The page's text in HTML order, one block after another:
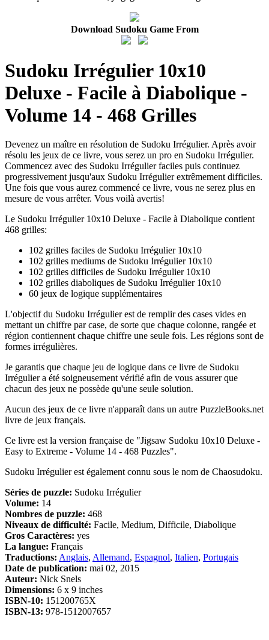
Download Sudoku Game From
Sudoku Irrégulier 10x10
Deluxe - Facile à Diabolique -
Volume 14 - 468 Grilles
Devenez un maître en résolution de Sudoku Irrégulier. Après avoir
résolu les jeux de ce livre, vous serez un pro en Sudoku Irrégulier.
Commencez avec des Sudoku Irrégulier faciles puis continuez
progressivement jusqu'aux Sudoku Irrégulier extrêmement difficiles.
Une fois que vous aurez commencé ce livre, vous ne serez plus en
mesure de vous arrêter. Vous voilà avertis!
Le Sudoku Irrégulier 10x10 Deluxe - Facile à Diabolique contient
468 grilles:
102 grilles faciles de Sudoku Irrégulier 10x10
102 grilles mediums de Sudoku Irrégulier 10x10
102 grilles difficiles de Sudoku Irrégulier 10x10
102 grilles diaboliques de Sudoku Irrégulier 10x10
60 jeux de logique supplémentaires
L'objectif du Sudoku Irrégulier est de remplir des cases vides en
mettant un chiffre par case, de sorte que chaque colonne, rangée et
région contiennent chaque chiffre une seule fois. Les régions sont de
formes irrégulières.
Je garantis que chaque jeu de logique dans ce livre de Sudoku
Irrégulier a été soigneusement vérifié afin de vous assurer que
chacun des jeux ne possède qu'une seule solution.
Aucun des jeux de ce livre n'apparaît dans un autre PuzzleBooks.net
livre de jeux français.
Ce livre est la version française de "Jigsaw Sudoku 10x10 Deluxe -
Easy to Extreme - Volume 14 - 468 Puzzles".
Sudoku Irrégulier est également connu sous le nom de Chaosudoku.
Séries de puzzle: Sudoku Irrégulier
Volume: 14
Nombres de puzzle: 468
Niveaux de difficulté: Facile, Medium, Difficile, Diabolique
Gros Caractères: yes
La langue: Français
Traductions: Anglais, Allemand, Espagnol, Italien, Portugais
Date de publication: mai 02, 2015
Auteur: Nick Snels
Dimensions: 6 x 9 inches
ISBN-10: 151200765X
ISBN-13: 978-1512007657